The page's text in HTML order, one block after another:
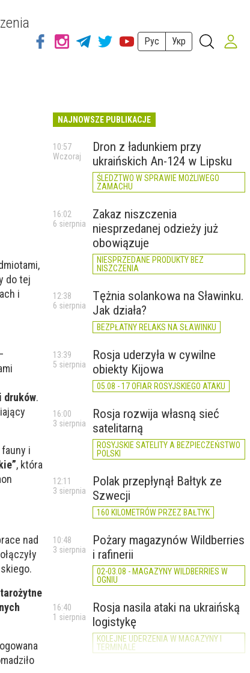
Рус Укр
do tej
i
druków.
i
, która
nad
NAJNOWSZE PUBLIKACJE
Dron z ładunkiem przy
ukraińskich An-124 w Lipsku
ŚLEDZTWO W SPRAWIE MOŻLIWEGO
ZAMACHU
10:57
Wczoraj
Zakaz niszczenia
niesprzedanej odzieży już
obowiązuje
NIESPRZEDANE PRODUKTY BEZ
NISZCZENIA
16:02
6 sierpnia
Tężnia solankowa na Sławinku.
Jak działa?
BEZPŁATNY RELAKS NA SŁAWINKU
12:38
6 sierpnia
Rosja uderzyła w cywilne
obiekty Kijowa
05.08 - 17 OFIAR ROSYJSKIEGO ATAKU
13:39
5 sierpnia
Rosja rozwija własną sieć
satelitarną
ROSYJSKIE SATELITY A BEZPIECZEŃSTWO
POLSKI
16:00
3 sierpnia
Polak przepłynął Bałtyk ze
Szwecji
160 KILOMETRÓW PRZEZ BAŁTYK
12:11
3 sierpnia
Pożary magazynów Wildberries
i rafinerii
02-03.08 - MAGAZYNY WILDBERRIES W
OGNIU
10:48
3 sierpnia
Rosja nasila ataki na ukraińską
logistykę
KOLEJNE UDERZENIA W MAGAZYNY I
TERMINALE
16:40
1 sierpnia